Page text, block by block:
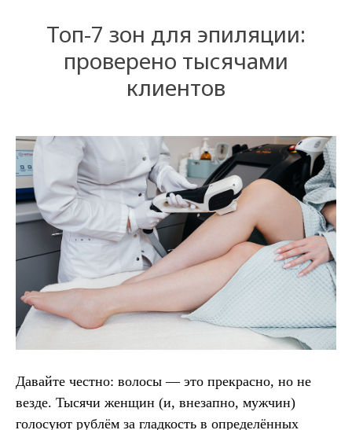
Топ-7 зон для эпиляции:
проверено тысячами
клиентов
Давайте честно: волосы — это прекрасно, но не
везде. Тысячи женщин (и, внезапно, мужчин)
голосуют рублём за гладкость в определённых